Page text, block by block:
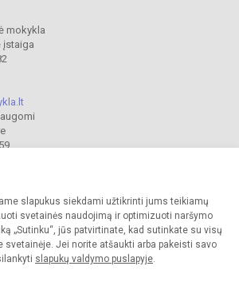
slapukus siekdami užtikrinti jums teikiamų
svetainės naudojimą ir optimizuoti naršymo
„Sutinku“, jūs patvirtinate, kad sutinkate su visų
svetainėje. Jei norite atšaukti arba pakeisti savo
slapukų valdymo puslapyje.
mokykla
įstaiga
pradinė mokykla. Visos teisės saugomos.
įstaigos administracijos sutikimo griežtai draudžiama.
paraiška Slapukų valdymas